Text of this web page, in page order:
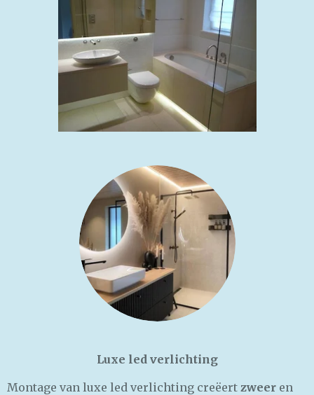
Luxe led verlichting
Montage van luxe led verlichting creëert zweer en